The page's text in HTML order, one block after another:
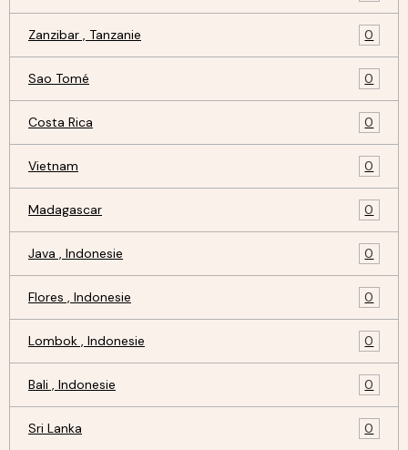
Zanzibar , Tanzanie 0
Sao Tomé 0
Costa Rica 0
Vietnam 0
Madagascar 0
Java , Indonesie 0
Flores , Indonesie 0
Lombok , Indonesie 0
Bali , Indonesie 0
Sri Lanka 0